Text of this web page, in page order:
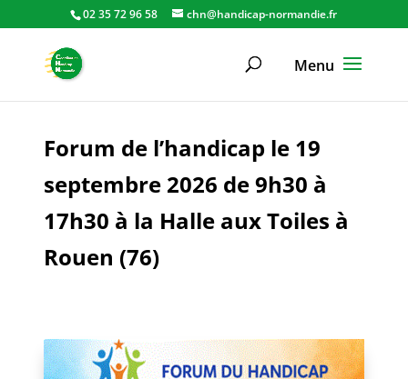
02 35 72 96 58 chn@handicap-normandie.fr
Forum de l’handicap le 19
septembre 2026 de 9h30 à
17h30 à la Halle aux Toiles à
Rouen (76)